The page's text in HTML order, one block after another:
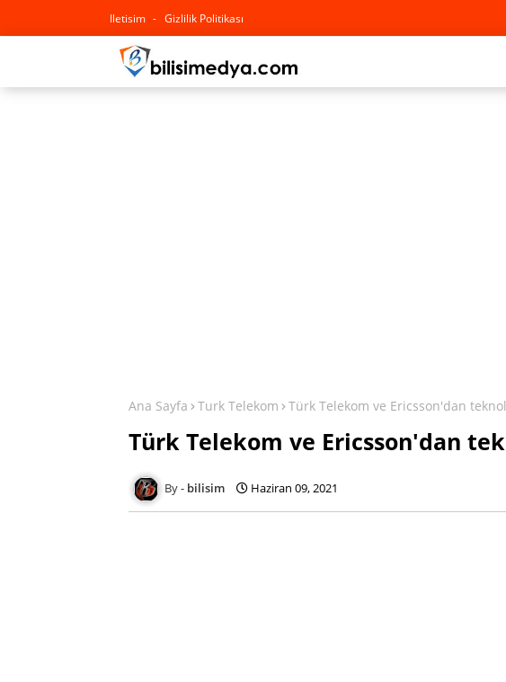
Iletisim Gizlilik Politikası
Ana Sayfa Turk Telekom Türk Telekom ve Ericsson'dan
Türk Telekom ve Ericsson'dan
bilisim Haziran 09, 2021